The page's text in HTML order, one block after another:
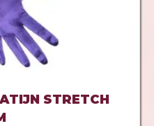
STRETCH